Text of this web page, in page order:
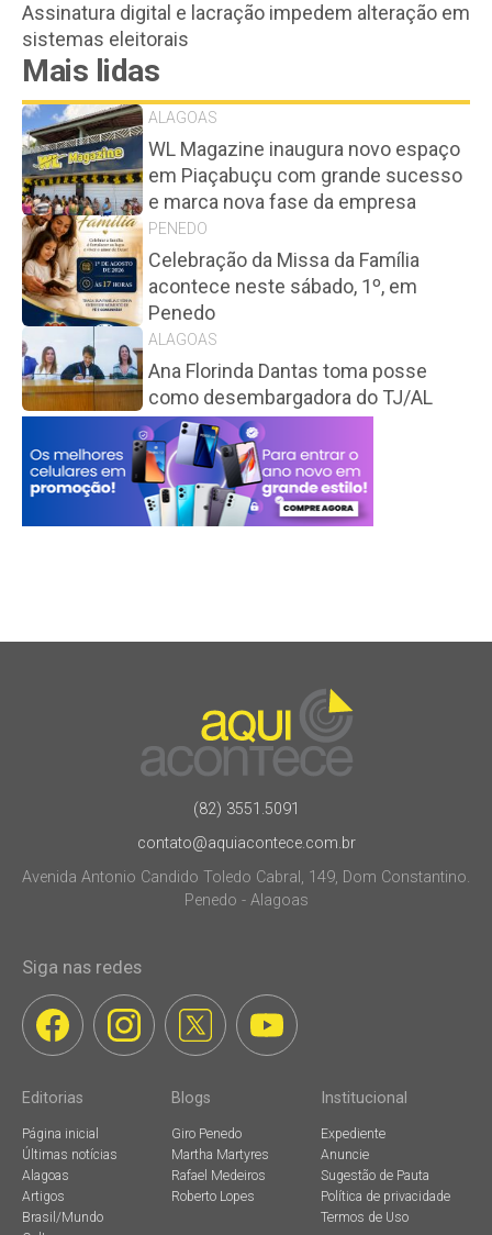
Assinatura digital e lacração impedem alteração em
sistemas eleitorais
Mais lidas
ALAGOAS
WL Magazine inaugura novo espaço
em Piaçabuçu com grande sucesso
e marca nova fase da empresa
PENEDO
Celebração da Missa da Família
acontece neste sábado, 1º, em
Penedo
ALAGOAS
Ana Florinda Dantas toma posse
como desembargadora do TJ/AL
(82) 3551.5091
contato@aquiacontece.com.br
Avenida Antonio Candido Toledo Cabral, 149, Dom Constantino.
Penedo - Alagoas
Siga nas redes
Editorias
Página inicial
Últimas notícias
Alagoas
Artigos
Brasil/Mundo
Blogs
Giro Penedo
Martha Martyres
Rafael Medeiros
Roberto Lopes
Institucional
Expediente
Anuncie
Sugestão de Pauta
Política de privacidade
Termos de Uso